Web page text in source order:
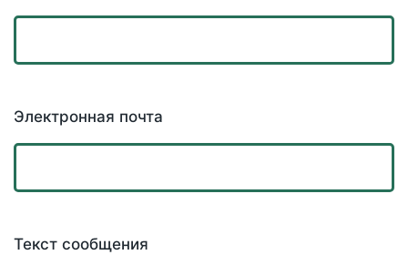
Электронная почта
Текст сообщения